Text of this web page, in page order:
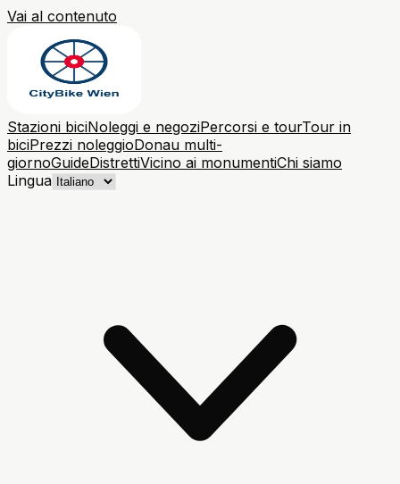
Vai al contenuto
Stazioni biciNoleggi e negoziPercorsi e tourTour in
biciPrezzi noleggioDonau multi-
giornoGuideDistrettiVicino ai monumentiChi siamo
Lingua